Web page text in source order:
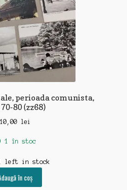
perioada comunista,
80 (zz68)
10,00 lei
1 în stoc
left in stock
în coș